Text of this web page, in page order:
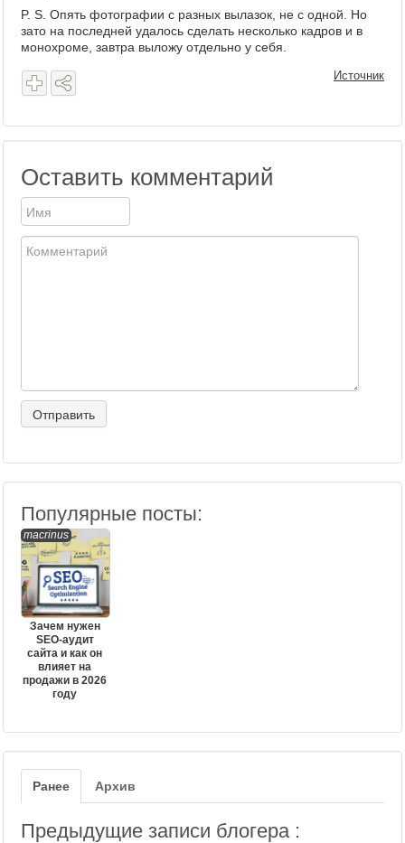
P. S. Опять фотографии с разных вылазок, не с одной. Но
зато на последней удалось сделать несколько кадров и в
монохроме, завтра выложу отдельно у себя.
Источник
Оставить комментарий
Популярные посты:
macrinus
Зачем нужен
SEO-аудит
сайта и как он
влияет на
продажи в 2026
году
Ранее Архив
Предыдущие записи блогера :